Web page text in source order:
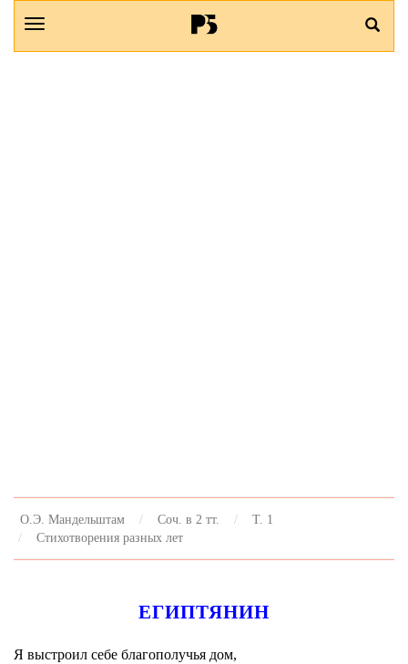
О.Э. Мандельштам Соч. в 2 тт.
Т. 1
Стихотворения разных лет
ЕГИПТЯНИН
Я выстроил себе благополучья дом,